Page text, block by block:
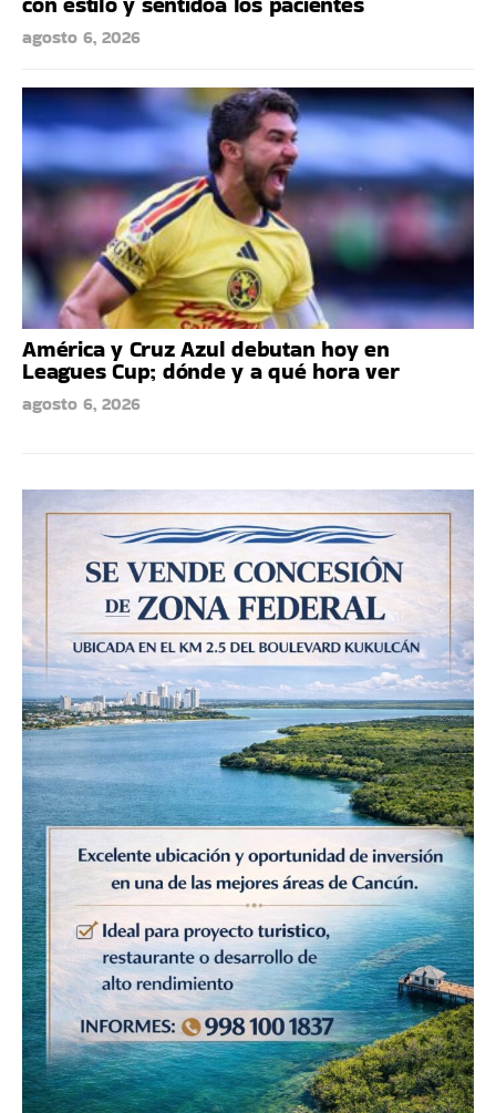
agosto 6, 2026
América y Cruz Azul debutan hoy en
Leagues Cup; dónde y a qué hora ver
agosto 6, 2026